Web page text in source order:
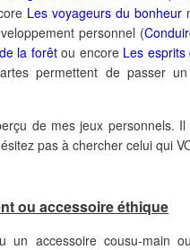
Les voyageurs du bonheur
personnel (
la forêtou encore Les
permettent de passer
de mes jeux personnels.
pas à chercher celui qui
ou accessoire éthique
un accessoire cousu-main